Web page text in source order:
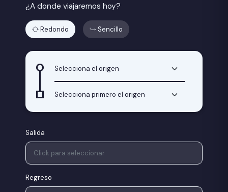
¿A donde viajaremos hoy?
Redondo Sencillo
Salida
Regreso